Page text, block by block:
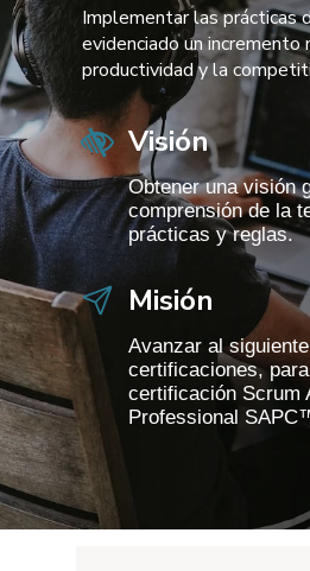
Implementar las prácticas
evidenciado un
productividad y la
Visión
Obtener una visión
comprensión de la
prácticas y reglas.
Misión
Avanzar al
certificaciones,
certificación Scrum
Professional